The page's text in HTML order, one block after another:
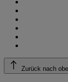
Zurück nach